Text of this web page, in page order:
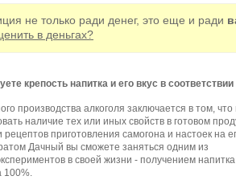
не только ради денег, это еще и ради
в деньгах?
крепость напитка и его вкус в
производства алкоголя заключается в том,
наличие тех или иных свойств в готовом
приготовления самогона и настоек на
Дачный вы сможете заняться одним из
в своей жизни - получением
100%.